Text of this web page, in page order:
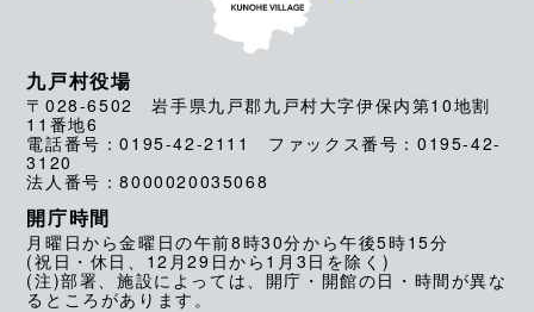
九戸村役場
〒028-6502 岩手県九戸郡九戸村大字伊保内第10地割
11番地6
電話番号：0195-42-2111 ファックス番号：0195-42-
3120
法人番号：8000020035068
開庁時間
月曜日から金曜日の午前8時30分から午後5時15分
(祝日・休日、12月29日から1月3日を除く)
(注)部署、施設によっては、開庁・開館の日・時間が異な
るところがあります。